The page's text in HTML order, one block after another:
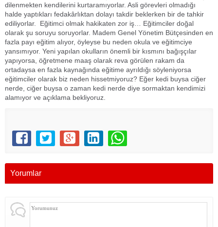
dilenmekten kendilerini kurtaramıyorlar. Asli görevleri olmadığı
halde yaptıkları fedakârlıktan dolayı takdir beklerken bir de tahkir
ediliyorlar. Eğitimci olmak hakikaten zor iş… Eğitimciler doğal
olarak şu soruyu soruyorlar. Madem Genel Yönetim Bütçesinden en
fazla payı eğitim alıyor, öyleyse bu neden okula ve eğitimciye
yansımıyor. Yeni yapılan okulların önemli bir kısmını bağışçılar
yapıyorsa, öğretmene maaş olarak reva görülen rakam da
ortadaysa en fazla kaynağında eğitime ayrıldığı söyleniyorsa
eğitimciler olarak biz neden hissetmiyoruz? Eğer kedi buysa ciğer
nerde, ciğer buysa o zaman kedi nerde diye sormaktan kendimizi
alamıyor ve açıklama bekliyoruz.
Yorumlar